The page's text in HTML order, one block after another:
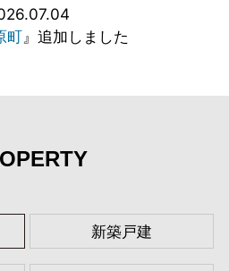
町』追加しました
新築戸建